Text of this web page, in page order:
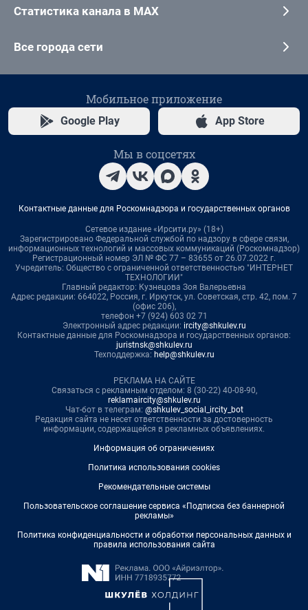
Статистика канала в MAX
Все города сети
Мобильное приложение
Google Play App Store
Мы в соцсетях
Контактные данные для Роскомнадзора и государственных органов
Сетевое издание «Ирсити.ру» (18+)
Зарегистрировано Федеральной службой по надзору в сфере связи,
информационных технологий и массовых коммуникаций (Роскомнадзор)
Регистрационный номер ЭЛ № ФС 77 – 83655 от 26.07.2022 г.
Учредитель: Общество с ограниченной ответственностью "ИНТЕРНЕТ
ТЕХНОЛОГИИ"
Главный редактор: Кузнецова Зоя Валерьевна
Адрес редакции: 664022, Россия, г. Иркутск, ул. Советская, стр. 42, пом. 7
(офис 206),
телефон +7 (924) 603 02 71
Электронный адрес редакции: ircity@shkulev.ru
Контактные данные для Роскомнадзора и государственных органов:
juristnsk@shkulev.ru
Техподдержка: help@shkulev.ru
РЕКЛАМА НА САЙТЕ
Связаться с рекламным отделом: 8 (30-22) 40-08-90,
reklamaircity@shkulev.ru
Чат-бот в телеграм: @shkulev_social_ircity_bot
Редакция сайта не несет ответственности за достоверность
информации, содержащейся в рекламных объявлениях.
Информация об ограничениях
Политика использования cookies
Рекомендательные системы
Пользовательское соглашение сервиса «Подписка без баннерной
рекламы»
Политика конфиденциальности и обработки персональных данных и
правила использования сайта